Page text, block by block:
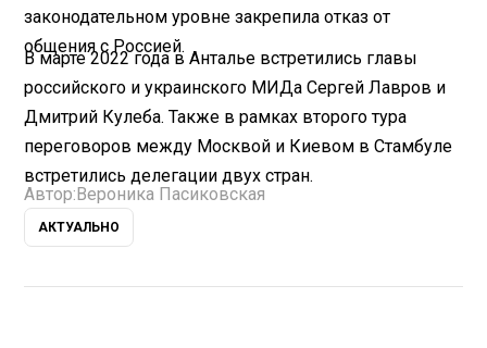
законодательном уровне закрепила отказ от
общения с Россией.
В марте 2022 года в Анталье встретились главы
российского и украинского МИДа Сергей Лавров и
Дмитрий Кулеба. Также в рамках второго тура
переговоров между Москвой и Киевом в Стамбуле
встретились делегации двух стран.
Автор: Вероника Пасиковская
АКТУАЛЬНО